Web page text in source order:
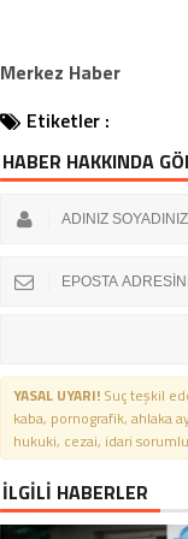
Merkez Haber
Etiketler :
HABER HAKKINDA
YASAL UYARI! Suç teşkil
kaba, pornografik, ahlaka
hukuki, cezai, idari
İLGİLİ HABERLER